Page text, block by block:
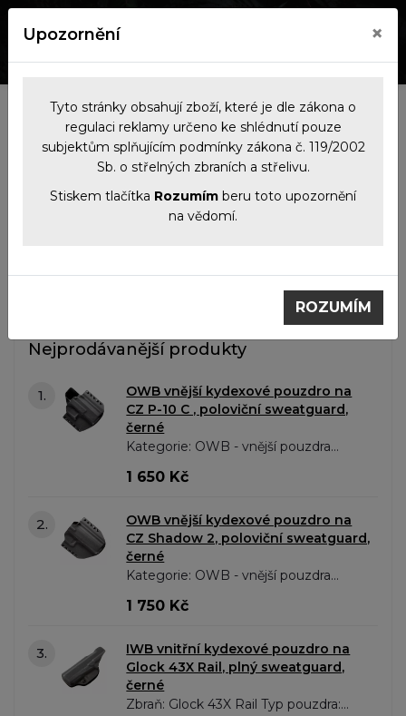
Kategorie
Filtrace produktů
Nejprodávanější produkty
1.
OWB vnější kydexové pouzdro na
CZ P-10 C , poloviční sweatguard,
černé
Kategorie: OWB - vnější pouzdra
Zbraň: CZ P-10 C Typ pouzdra: OWB
1 650 Kč
2.
OWB vnější kydexové pouzdro na
CZ Shadow 2, poloviční sweatguard,
černé
Kategorie: OWB - vnější pouzdra
Zbraň: CZ Shadow 2 , CZ Shadow 2
1 750 Kč
3.
IWB vnitřní kydexové pouzdro na
Glock 43X Rail, plný sweatguard,
černé
Zbraň: Glock 43X Rail Typ pouzdra:
Upozornění ×
Tyto stránky obsahují zboží, které je dle zákona o
regulaci reklamy určeno ke shlédnutí pouze
subjektům splňujícím podmínky zákona č. 119/2002
Sb. o střelných zbraních a střelivu.
Stiskem tlačítka Rozumím beru toto upozornění
na vědomí.
ROZUMÍM